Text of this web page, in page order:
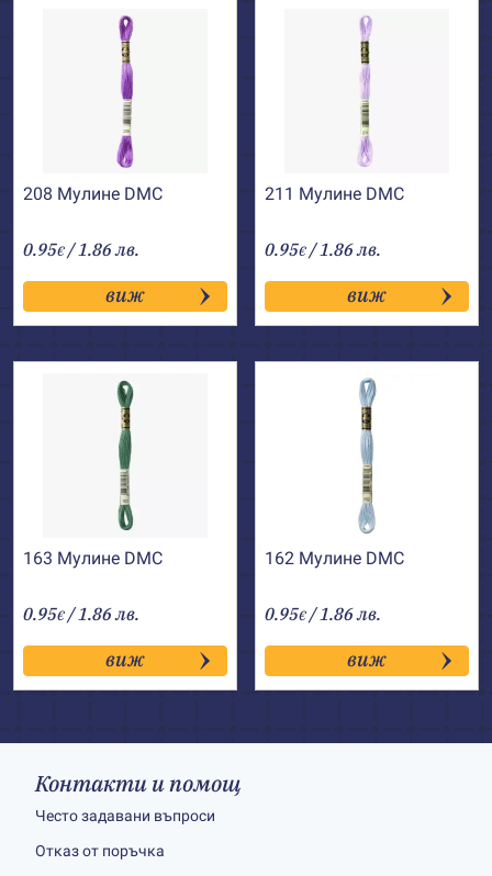
208 Мулине DMC
0.95€ / 1.86 лв.
виж
211 Мулине DMC
0.95€ / 1.86 лв.
виж
163 Мулине DMC
0.95€ / 1.86 лв.
виж
162 Мулине DMC
0.95€ / 1.86 лв.
виж
Контакти и помощ
Често задавани въпроси
Отказ от поръчка